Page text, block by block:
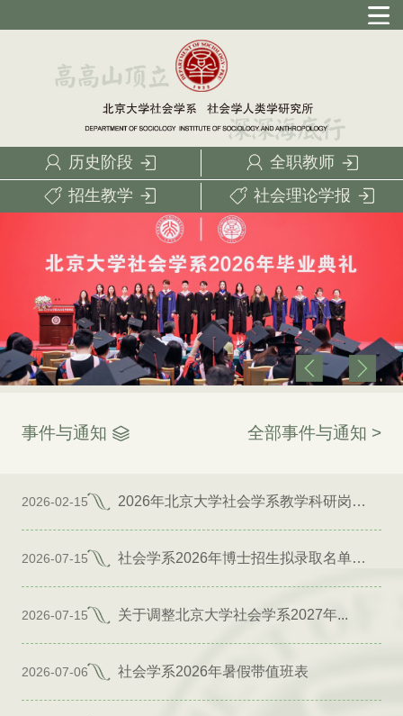
历史阶段
全职教师
招生教学
社会理论学报
事件与通知 全部事件与通知 >
2026-02-15 2026年北京大学社会学系教学科研岗位招聘启事
2026-07-15 社会学系2026年博士招生拟录取名单公示（专项）
2026-07-15 关于调整北京大学社会学系2027年...
2026-07-06 社会学系2026年暑假带值班表